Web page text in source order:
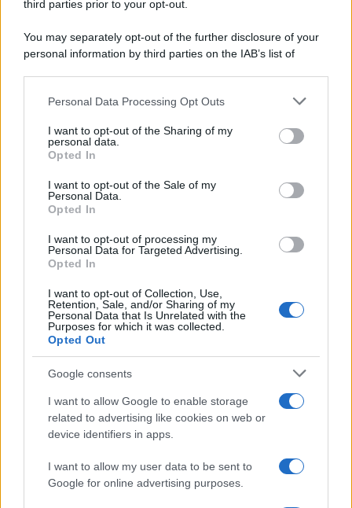
third parties prior to your opt-out.
You may separately opt-out of the further disclosure of your
personal information by third parties on the IAB’s list of
This information may also be disclosed by us to third parties
disclose it to other third parties.
Please note that this website/app uses one or more Google
services and may gather and store information including but
not limited to your visit or usage behaviour. You may click to
grant or deny consent to Google and its third-party tags to
consent section.
Personal Data Processing Opt Outs
I want to opt-out of the Sharing of my
personal data.
Opted In
I want to opt-out of the Sale of my
Personal Data.
Opted In
I want to opt-out of processing my
Personal Data for Targeted Advertising.
Opted In
I want to opt-out of Collection, Use,
Retention, Sale, and/or Sharing of my
Personal Data that Is Unrelated with the
Purposes for which it was collected.
Opted Out
Google consents
I want to allow Google to enable storage
related to advertising like cookies on web or
device identifiers in apps.
I want to allow my user data to be sent to
Google for online advertising purposes.